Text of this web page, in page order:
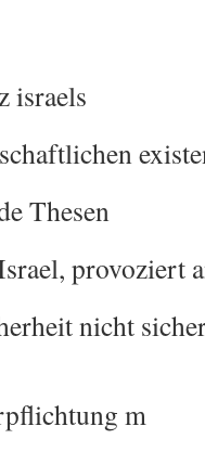
israels
Thesen
provoziert
nicht
m